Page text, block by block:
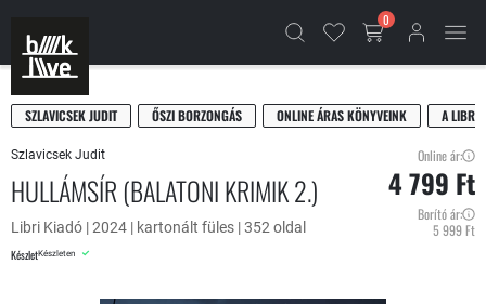
0
SZLAVICSEK JUDIT ŐSZI BORZONGÁS ONLINE ÁRAS KÖNYVEINK A LIBRI
Szlavicsek Judit
HULLÁMSÍR (BALATONI KRIMIK 2.)
Libri Kiadó | 2024 | kartonált füles | 352 oldal
KészletKészleten
Online ár:
4 799 Ft
Borító ár:
5 999 Ft